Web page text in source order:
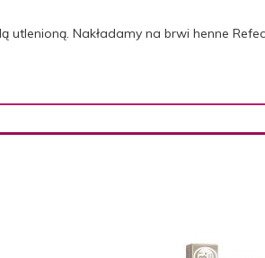
Nakładamy na brwi henne